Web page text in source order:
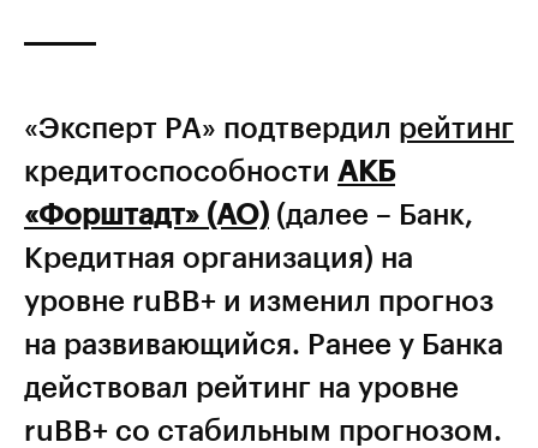
«Эксперт РА» подтвердил рейтинг
кредитоспособности АКБ
«Форштадт» (АО) (далее – Банк,
Кредитная организация) на
уровне ruBB+ и изменил прогноз
на развивающийся. Ранее у Банка
действовал рейтинг на уровне
ruBB+ со стабильным прогнозом.